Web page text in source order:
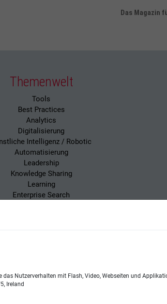
Das Magazin
Themenwelt
Tools
Best Practices
Analytics
Digitalisierung
Intelligenz / Robotic
Automatisierung
Leadership
Knowledge Sharing
Learning
Enterprise Search
Telefon:+49 (0)821 48685-290
das Nutzerverhalten mit Flash, Video, Webseiten und
Ireland